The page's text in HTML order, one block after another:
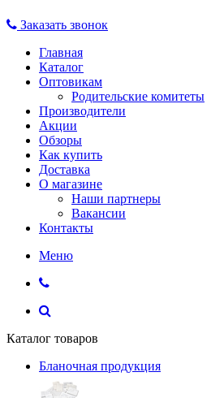
Заказать звонок
Главная
Каталог
Оптовикам
Родительские комитеты
Производители
Акции
Обзоры
Как купить
Доставка
О магазине
Наши партнеры
Вакансии
Контакты
Меню
Каталог товаров
Бланочная продукция